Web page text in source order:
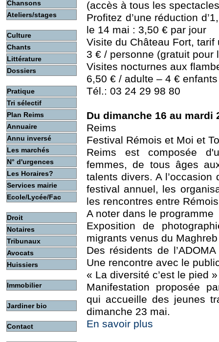
Chansons
Ateliers/stages
Culture
Chants
Littérature
Dossiers
Pratique
Tri sélectif
Plan Reims
Annuaire
Annu inversé
Les marchés
N° d'urgences
Les Horaires?
Services mairie
Ecole/Lycée/Fac
Droit
Notaires
Tribunaux
Avocats
Huissiers
Immobilier
Jardiner bio
Contact
(accès à tous les
Profitez d’une réduction
le 14 mai : 3,50 € par jour
Visite du Château Fort, tarif
3 € / personne (gratuit pour
Visites nocturnes aux
6,50 € / adulte – 4 €
Tél.: 03 24 29 98 80
Du dimanche 16 au mardi
Reims
Festival Rémois et Moi et
Reims est composée
femmes, de tous âges
talents divers. A
festival annuel, les
les rencontres entre
A noter dans le programme
Exposition de
migrants venus du Maghreb
Des résidents de
Une rencontre avec le
« La diversité c’est le pied »
Manifestation proposée
qui accueille des jeunes
dimanche 23 mai.
En savoir plus